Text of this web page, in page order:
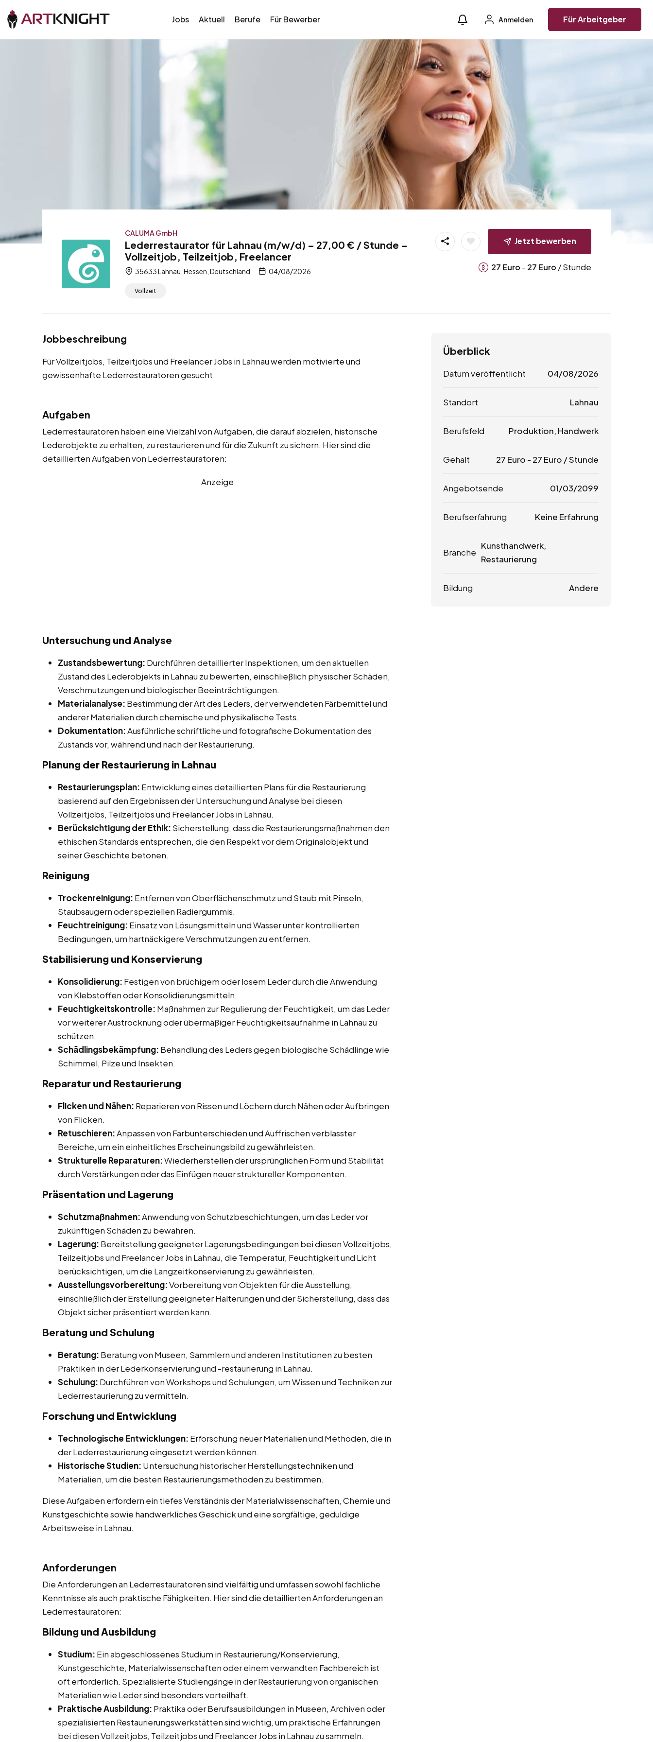
Jobs Aktuell Berufe Für Bewerber Anmelden Für Arbeitgeber
CALUMA GmbH
Lederrestaurator für Lahnau (m/w/d) – 27,00 € / Stunde –
Vollzeitjob, Teilzeitjob, Freelancer
35633 Lahnau, Hessen, Deutschland 04/08/2026
Vollzeit
Jetzt bewerben
27 Euro - 27 Euro / Stunde
Jobbeschreibung
Für Vollzeitjobs, Teilzeitjobs und Freelancer Jobs in Lahnau werden motivierte und
gewissenhafte Lederrestauratoren gesucht.
Aufgaben
Lederrestauratoren haben eine Vielzahl von Aufgaben, die darauf abzielen, historische
Lederobjekte zu erhalten, zu restaurieren und für die Zukunft zu sichern. Hier sind die
detaillierten Aufgaben von Lederrestauratoren:
Anzeige
Untersuchung und Analyse
Zustandsbewertung: Durchführen detaillierter Inspektionen, um den aktuellen
Zustand des Lederobjekts in Lahnau zu bewerten, einschließlich physischer Schäden,
Verschmutzungen und biologischer Beeinträchtigungen.
Materialanalyse: Bestimmung der Art des Leders, der verwendeten Färbemittel und
anderer Materialien durch chemische und physikalische Tests.
Dokumentation:Ausführliche schriftliche und fotografische Dokumentation des
Zustands vor, während und nach der Restaurierung.
Planung der Restaurierung in Lahnau
Restaurierungsplan: Entwicklung eines detaillierten Plans für die Restaurierung
basierend auf den Ergebnissen der Untersuchung und Analyse bei diesen
Vollzeitjobs, Teilzeitjobs und Freelancer Jobs in Lahnau.
Berücksichtigung der Ethik: Sicherstellung, dass die Restaurierungsmaßnahmen den
ethischen Standards entsprechen, die den Respekt vor dem Originalobjekt und
seiner Geschichte betonen.
Reinigung
Trockenreinigung: Entfernen von Oberflächenschmutz und Staub mit Pinseln,
Staubsaugern oder speziellen Radiergummis.
Feuchtreinigung: Einsatz von Lösungsmitteln und Wasser unter kontrollierten
Bedingungen, um hartnäckigere Verschmutzungen zu entfernen.
Stabilisierung und Konservierung
Konsolidierung: Festigen von brüchigem oder losem Leder durch die Anwendung
von Klebstoffen oder Konsolidierungsmitteln.
Feuchtigkeitskontrolle: Maßnahmen zur Regulierung der Feuchtigkeit, um das Leder
vor weiterer Austrocknung oder übermäßiger Feuchtigkeitsaufnahme in Lahnau zu
schützen.
Schädlingsbekämpfung: Behandlung des Leders gegen biologische Schädlinge wie
Schimmel, Pilze und Insekten.
Reparatur und Restaurierung
Flicken und Nähen: Reparieren von Rissen und Löchern durch Nähen oder Aufbringen
von Flicken.
Retuschieren:Anpassen von Farbunterschieden und Auffrischen verblasster
Bereiche, um ein einheitliches Erscheinungsbild zu gewährleisten.
Strukturelle Reparaturen:Wiederherstellen der ursprünglichen Form und Stabilität
durch Verstärkungen oder das Einfügen neuer struktureller Komponenten.
Präsentation und Lagerung
Schutzmaßnahmen:Anwendung von Schutzbeschichtungen, um das Leder vor
zukünftigen Schäden zu bewahren.
Lagerung: Bereitstellung geeigneter Lagerungsbedingungen bei diesen Vollzeitjobs,
Teilzeitjobs und Freelancer Jobs in Lahnau, die Temperatur, Feuchtigkeit und Licht
berücksichtigen, um die Langzeitkonservierung zu gewährleisten.
Ausstellungsvorbereitung:Vorbereitung von Objekten für die Ausstellung,
einschließlich der Erstellung geeigneter Halterungen und der Sicherstellung, dass das
Objekt sicher präsentiert werden kann.
Beratung und Schulung
Beratung: Beratung von Museen, Sammlern und anderen Institutionen zu besten
Praktiken in der Lederkonservierung und -restaurierung in Lahnau.
Schulung: Durchführen von Workshops und Schulungen, um Wissen und Techniken zur
Lederrestaurierung zu vermitteln.
Forschung und Entwicklung
Technologische Entwicklungen: Erforschung neuer Materialien und Methoden, die in
der Lederrestaurierung eingesetzt werden können.
Historische Studien: Untersuchung historischer Herstellungstechniken und
Materialien, um die besten Restaurierungsmethoden zu bestimmen.
Diese Aufgaben erfordern ein tiefes Verständnis der Materialwissenschaften, Chemie und
Kunstgeschichte sowie handwerkliches Geschick und eine sorgfältige, geduldige
Arbeitsweise in Lahnau.
Anforderungen
Die Anforderungen an Lederrestauratoren sind vielfältig und umfassen sowohl fachliche
Kenntnisse als auch praktische Fähigkeiten. Hier sind die detaillierten Anforderungen an
Lederrestauratoren:
Bildung und Ausbildung
Studium: Ein abgeschlossenes Studium in Restaurierung/Konservierung,
Kunstgeschichte, Materialwissenschaften oder einem verwandten Fachbereich ist
oft erforderlich. Spezialisierte Studiengänge in der Restaurierung von organischen
Materialien wie Leder sind besonders vorteilhaft.
Praktische Ausbildung: Praktika oder Berufsausbildungen in Museen, Archiven oder
spezialisierten Restaurierungswerkstätten sind wichtig, um praktische Erfahrungen
bei diesen Vollzeitjobs, Teilzeitjobs und Freelancer Jobs in Lahnau zu sammeln.
Überblick
Datum veröffentlicht 04/08/2026
Standort Lahnau
Berufsfeld Produktion, Handwerk
Gehalt 27 Euro - 27 Euro / Stunde
Angebotsende 01/03/2099
Berufserfahrung Keine Erfahrung
Branche
Kunsthandwerk,
Restaurierung
Bildung Andere